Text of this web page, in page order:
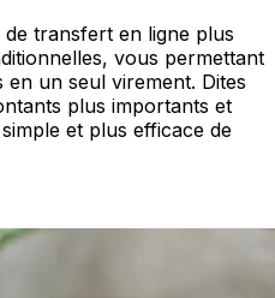
transfert en ligne plus
vous permettant
un seul virement. Dites
plus importants et
et plus efficace de